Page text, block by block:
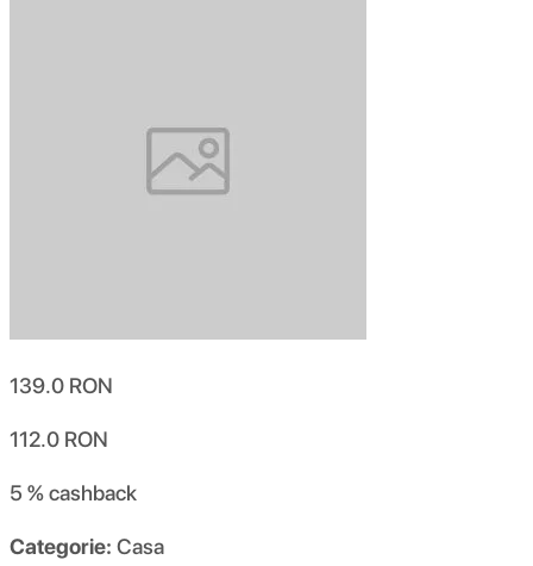
139.0 RON
112.0 RON
5 %cashback
Categorie: Casa